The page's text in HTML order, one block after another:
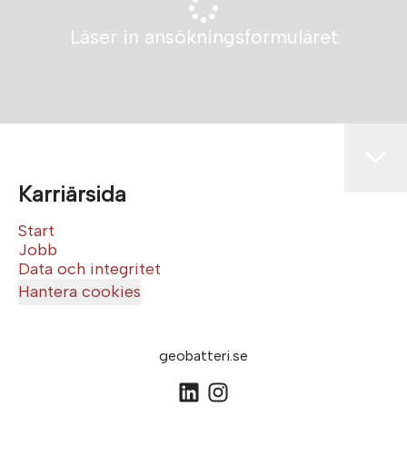
Läser in ansökningsformuläret
Karriärsida
Start
Jobb
Data och integritet
Hantera cookies
geobatteri.se